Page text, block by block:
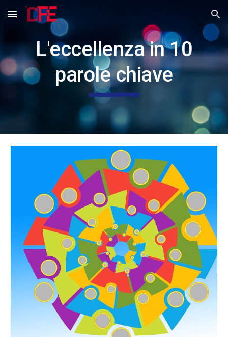
Skip to main content Skip to navigation
L'eccellenza in 10
parole chiave